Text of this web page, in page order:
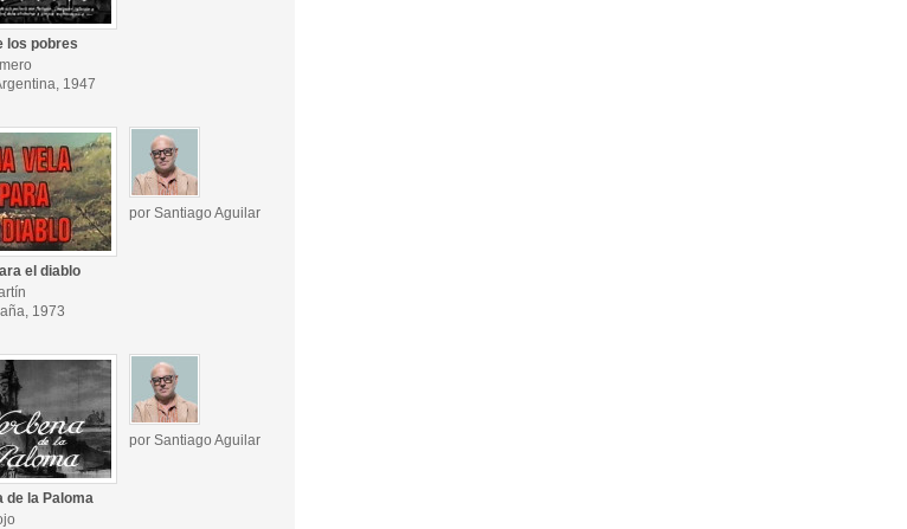
los pobres
1947
por Santiago Aguilar
el diablo
1973
por Santiago Aguilar
de la Paloma